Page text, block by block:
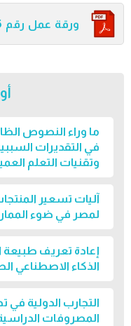
ورقة عمل رقم 166 باللغة الانجليزية
ما وراء النصوص
في التقديرات
وتقنيات التعلم
آليات تسعير
لمصر في ضوء
إعادة تعريف
الذكاء الاصطناعي
التجارب الدولية
المصروفات